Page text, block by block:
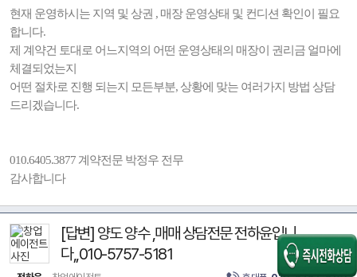
현재 운영하시는 지역 및 상권 , 매장 운영상태 및 컨디션 확인이 필요
합니다.
제 계약건 토대로 어느지역의 어떤 운영상태의 매장이 권리금 얼마에
체결되었는지
어떤 절차로 진행 되는지 모든부분, 상황에 맞는 여러가지 방법 상담
드리겠습니다.
010.6405.3877 계약전문 박정우 전무
감사합니다
[답변] 양도 양수 ,매매 상담전문 전하윤입니
다,,010-5757-5181